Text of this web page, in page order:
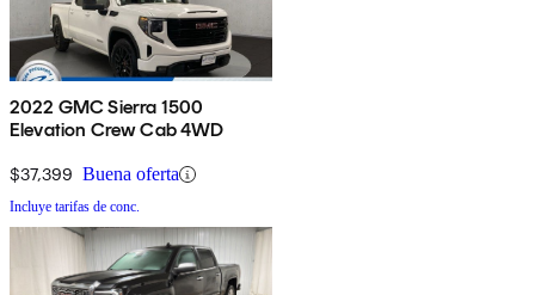
2022 GMC Sierra 1500
Elevation Crew Cab 4WD
$37,399 Buena oferta
Incluye tarifas de conc.